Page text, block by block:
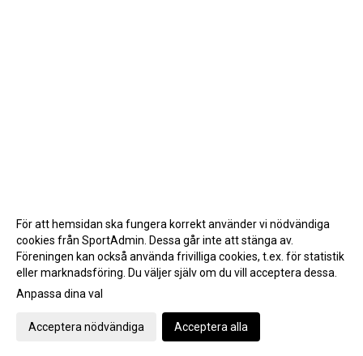
Gå till Webbversion
För att hemsidan ska fungera korrekt använder vi nödvändiga
cookies från SportAdmin. Dessa går inte att stänga av.
Föreningen kan också använda frivilliga cookies, t.ex. för statistik
eller marknadsföring. Du väljer själv om du vill acceptera dessa.
Anpassa dina val
Acceptera nödvändiga Acceptera alla